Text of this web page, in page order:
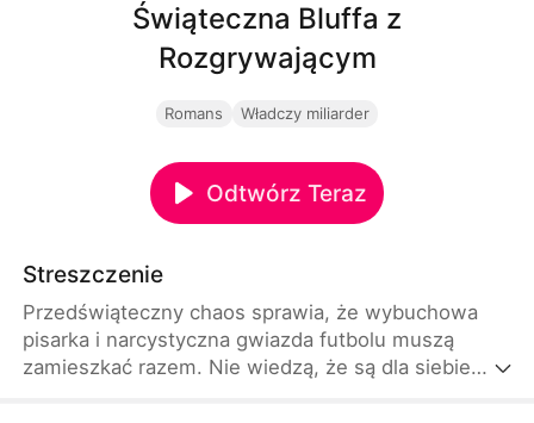
Świąteczna Bluffa z
Rozgrywającym
Romans Władczy miliarder
Odtwórz Teraz
Streszczenie
Przedświąteczny chaos sprawia, że wybuchowa
pisarka i narcystyczna gwiazda futbolu muszą
zamieszkać razem. Nie wiedzą, że są dla siebie